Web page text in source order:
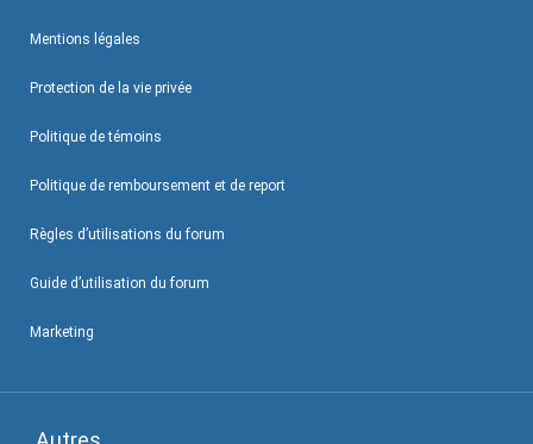
Mentions légales
Protection de la vie privée
Politique de témoins
Politique de remboursement et de report
Règles d’utilisations du forum
Guide d’utilisation du forum
Marketing